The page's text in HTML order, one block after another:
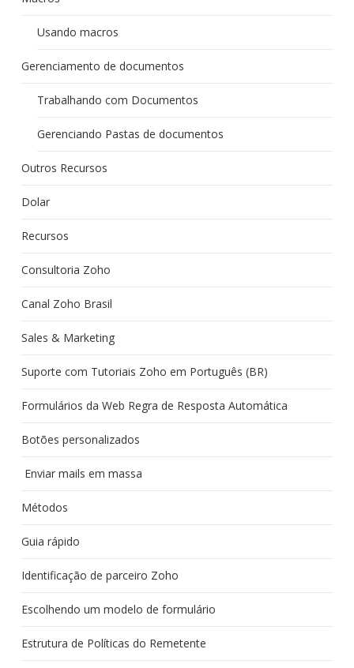
Usando macros
Gerenciamento de documentos
Trabalhando com Documentos
Gerenciando Pastas de documentos
Outros Recursos
Dolar
Recursos
Consultoria Zoho
Canal Zoho Brasil
Sales & Marketing
Suporte com Tutoriais Zoho em Português (BR)
Formulários da Web Regra de Resposta Automática
Botões personalizados
Enviar mails em massa
Métodos
Guia rápido
Identificação de parceiro Zoho
Escolhendo um modelo de formulário
Estrutura de Políticas do Remetente